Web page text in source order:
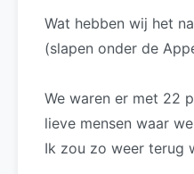
Wat hebben wij het
(slapen onder de
We waren er met 22
lieve mensen waar
Ik zou zo weer terug